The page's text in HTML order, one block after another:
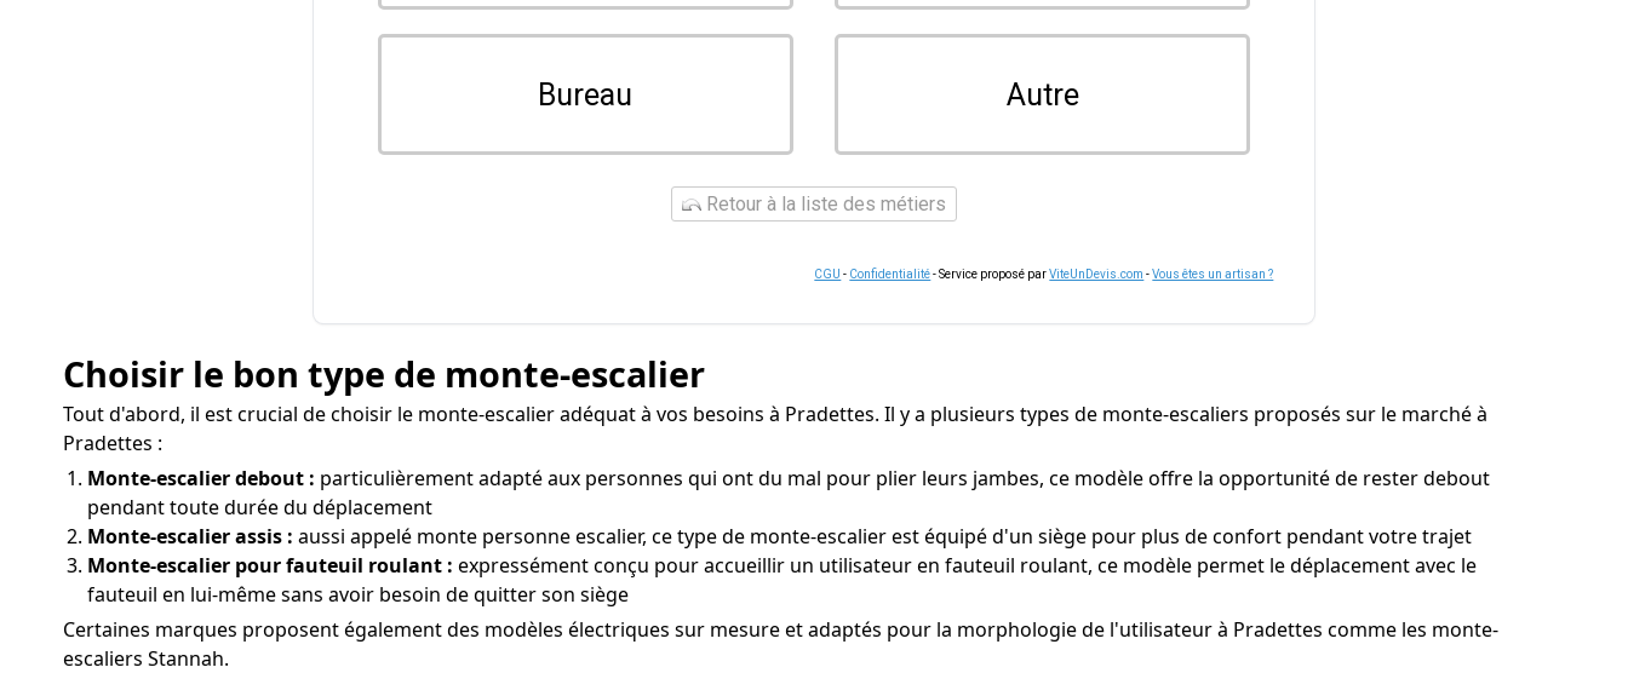
Bureau Autre
Retour à la liste des métiers
CGU - Confidentialité- Service proposé parViteUnDevis.com -Vous êtes un artisan ?
Choisir le bon type de monte-escalier
Tout d'abord, il est crucial de choisir le monte-escalier adéquat à vos besoins à Pradettes. Il y a plusieurs types de monte-escaliers proposés sur le marché à
Pradettes :
Monte-escalier debout : particulièrement adapté aux personnes qui ont du mal pour plier leurs jambes, ce modèle offre la opportunité de rester debout
pendant toute durée du déplacement
Monte-escalier assis : aussi appelé monte personne escalier, ce type de monte-escalier est équipé d'un siège pour plus de confort pendant votre trajet
Monte-escalier pour fauteuil roulant : expressément conçu pour accueillir un utilisateur en fauteuil roulant, ce modèle permet le déplacement avec le
fauteuil en lui-même sans avoir besoin de quitter son siège
Certaines marques proposent également des modèles électriques sur mesure et adaptés pour la morphologie de l'utilisateur à Pradettes comme les monte-
escaliers Stannah.